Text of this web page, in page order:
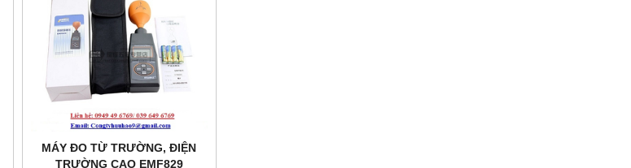
MÁY ĐO TỪ TRƯỜNG, ĐIỆN
TRƯỜNG CAO EMF829